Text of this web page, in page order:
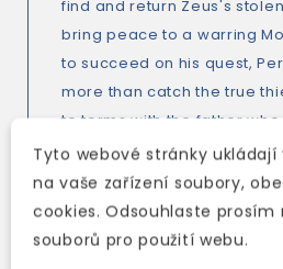
find and return Zeus's
bring peace to a warring
to succeed on his quest,
more than catch the true
to terms with the father
solve the riddle of the
of betrayal by a friend; and
treachery more powerful
themselves.
Tyto webové stránky ukládají
na vaše zařízení soubory,
cookies. Odsouhlaste prosím
souborů pro použití webu.